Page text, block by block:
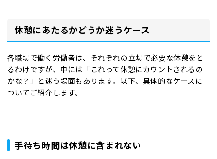
休憩にあたるかどうか迷うケース
各職場で働く労働者は、それぞれの立場で必要な休憩をと
るわけですが、中には「これって休憩にカウントされるの
かな？」と迷う場面もあります。以下、具体的なケースに
ついてご紹介します。
手待ち時間は休憩に含まれない